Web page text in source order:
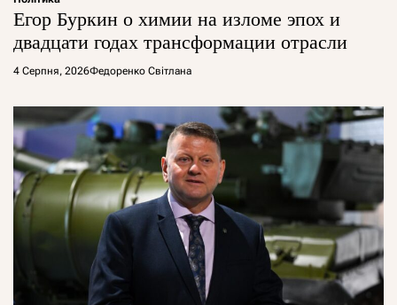
Егор Буркин о химии на изломе эпох и
двадцати годах трансформации отрасли
4 Серпня, 2026Федоренко Світлана